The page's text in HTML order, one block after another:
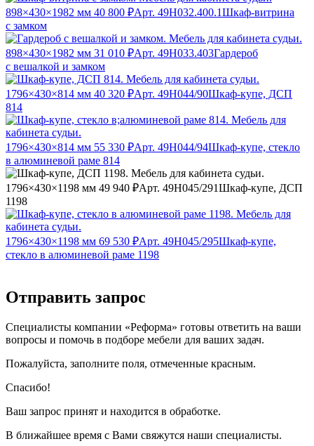
898×430×1982 мм 40 800 ₽Арт. 49Н032.400.1Шкаф-витрина
с замком
898×430×1982 мм 31 010 ₽Арт. 49Н033.403Гардероб
с вешалкой и замком
1796×430×814 мм 40 320 ₽Арт. 49Н044/90Шкаф-купе, ДСП
814
1796×430×814 мм 55 330 ₽Арт. 49Н044/94Шкаф-купе, стекло
в алюминевой раме 814
1796×430×1198 мм 49 940 ₽Арт. 49Н045/291Шкаф-купе, ДСП
1198
1796×430×1198 мм 69 530 ₽Арт. 49Н045/295Шкаф-купе,
стекло в алюминевой раме 1198
Отправить запрос
Специалисты компании «Реформа» готовы ответить на ваши
вопросы и помочь в подборе мебели для ваших задач.
Пожалуйста, заполните поля, отмеченные красным.
Спасибо!
Ваш запрос принят и находится в обработке.
В ближайшее время с Вами свяжутся наши специалисты.